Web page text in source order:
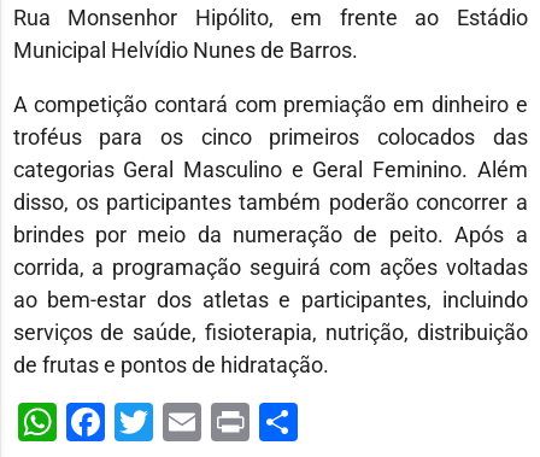
Rua Monsenhor Hipólito, em frente ao Estádio
Municipal Helvídio Nunes de Barros.
A competição contará com premiação em dinheiro e
troféus para os cinco primeiros colocados das
categorias Geral Masculino e Geral Feminino. Além
disso, os participantes também poderão concorrer a
brindes por meio da numeração de peito. Após a
corrida, a programação seguirá com ações voltadas
ao bem-estar dos atletas e participantes, incluindo
serviços de saúde, fisioterapia, nutrição, distribuição
de frutas e pontos de hidratação.
WhatsApp
Facebook
Twitter
Email
PrintShare